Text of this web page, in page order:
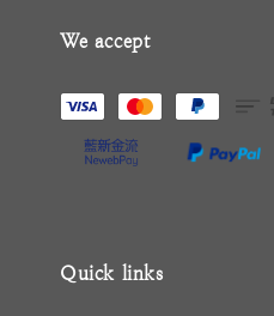
We accept
Quick links